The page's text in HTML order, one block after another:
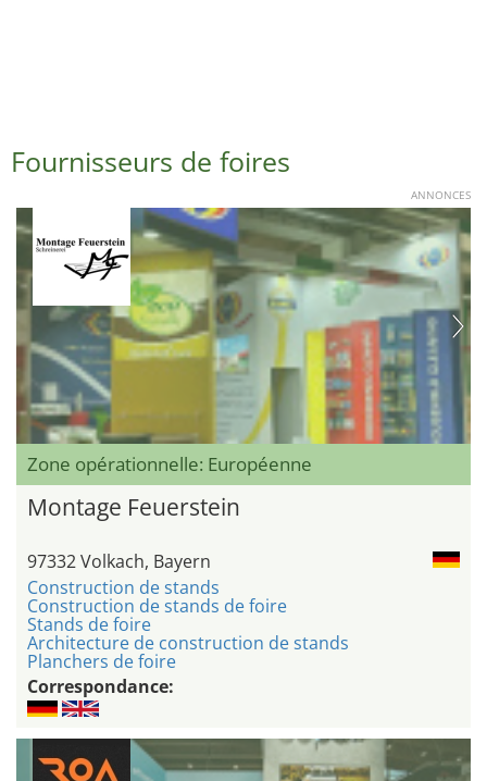
Fournisseurs de foires
ANNONCES
Zone opérationnelle: Européenne
Montage Feuerstein
97332 Volkach, Bayern
Construction de stands
Construction de stands de foire
Stands de foire
Architecture de construction de stands
Planchers de foire
Correspondance: